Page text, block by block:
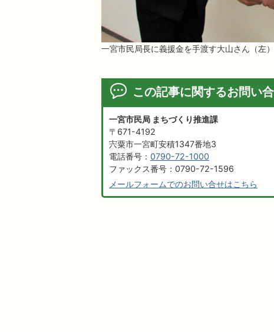
一宮市民局長に義援金を手渡す大山さん（左）
この記事に関するお問い
一宮市民局 まちづくり推進課
〒671-4192
宍粟市一宮町安積1347番地3
電話番号： 0790-72-1000
ファックス番号：0790-72-1596
メールフォームでのお問い合せはこちら